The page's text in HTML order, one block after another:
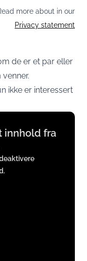
more about in our
Privacy statement
de er et par eller
ikke er interessert
innhold fra